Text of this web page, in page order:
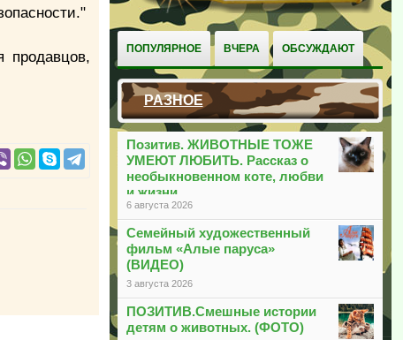
ПОПУЛЯРНОЕ ВЧЕРА ОБСУЖДАЮТ
РАЗНОЕ
Позитив. ЖИВОТНЫЕ ТОЖЕ
УМЕЮТ ЛЮБИТЬ. Рассказ о
необыкновенном коте, любви
и жизни
6 августа 2026
Семейный художественный
фильм «Алые паруса»
(ВИДЕО)
3 августа 2026
ПОЗИТИВ.Смешные истории
детям о животных. (ФОТО)